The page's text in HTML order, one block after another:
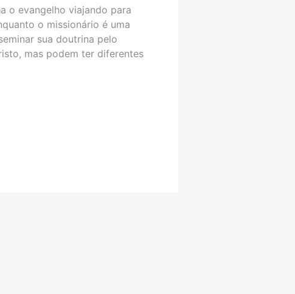
o evangelho viajando para
o missionário é uma
sua doutrina pelo
mas podem ter diferentes